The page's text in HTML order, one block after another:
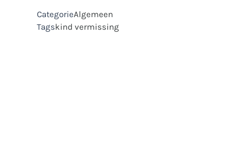
CategorieAlgemeen
Tagskind vermissing